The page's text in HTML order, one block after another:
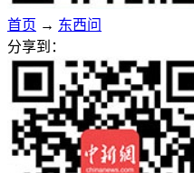
首页 → 东西问
分享到：